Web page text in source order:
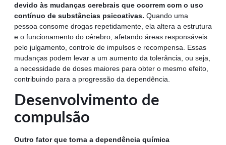
devido às mudanças cerebrais que ocorrem com o uso
contínuo de substâncias psicoativas. Quando uma
pessoa consome drogas repetidamente, ela altera a estrutura
e o funcionamento do cérebro, afetando áreas responsáveis
pelo julgamento, controle de impulsos e recompensa. Essas
mudanças podem levar a um aumento da tolerância, ou seja,
a necessidade de doses maiores para obter o mesmo efeito,
contribuindo para a progressão da dependência.
Desenvolvimento de
compulsão
Outro fator que torna a dependência química